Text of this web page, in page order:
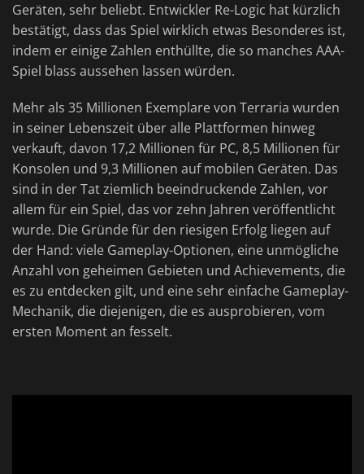
Geräten, sehr beliebt. Entwickler Re-Logic hat kürzlich
bestätigt, dass das Spiel wirklich etwas Besonderes ist,
indem er einige Zahlen enthüllte, die so manches AAA-
Spiel blass aussehen lassen würden.
Mehr als 35 Millionen Exemplare von Terraria wurden
in seiner Lebenszeit über alle Plattformen hinweg
verkauft, davon 17,2 Millionen für PC, 8,5 Millionen für
Konsolen und 9,3 Millionen auf mobilen Geräten. Das
sind in der Tat ziemlich beeindruckende Zahlen, vor
allem für ein Spiel, das vor zehn Jahren veröffentlicht
wurde. Die Gründe für den riesigen Erfolg liegen auf
der Hand: viele Gameplay-Optionen, eine unmögliche
Anzahl von geheimen Gebieten und Achievements, die
es zu entdecken gilt, und eine sehr einfache Gameplay-
Mechanik, die diejenigen, die es ausprobieren, vom
ersten Moment an fesselt.